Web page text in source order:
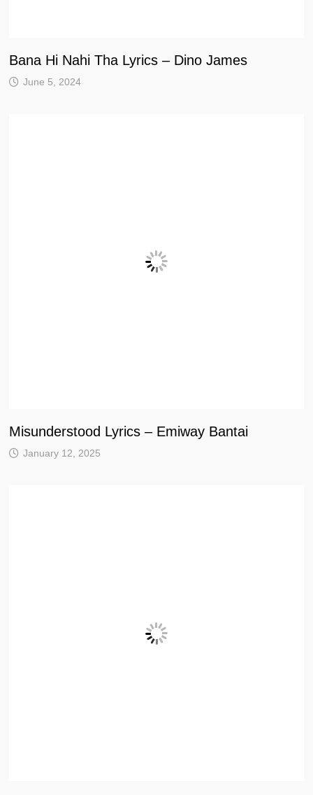
Bana Hi Nahi Tha Lyrics – Dino James
June 5, 2024
Misunderstood Lyrics – Emiway Bantai
January 12, 2025